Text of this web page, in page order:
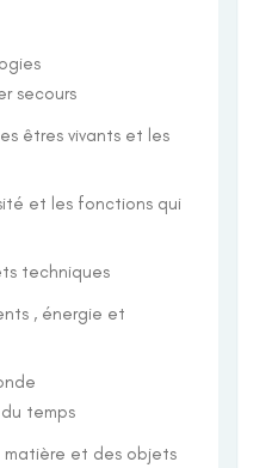
secours
êtres vivants et les
et les fonctions qui
techniques
, énergie et
temps
matière et des objets